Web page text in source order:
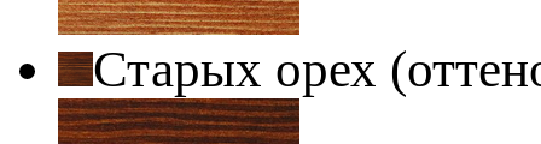
Старых орех